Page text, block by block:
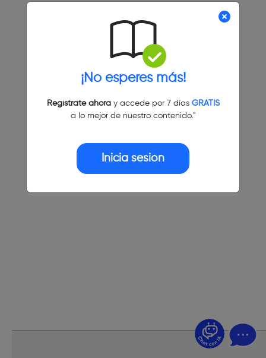
¡No esperes más!
Regístrate ahoray accede por 7 días GRATIS
a lo mejor de nuestro contenido."
Inicia sesión